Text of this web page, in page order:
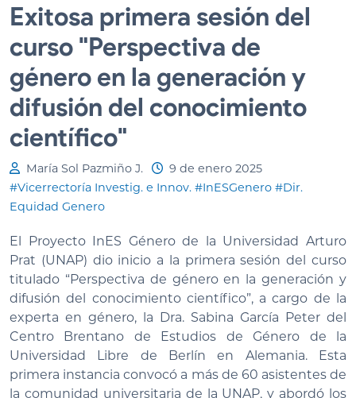
Exitosa primera sesión del
curso "Perspectiva de
género en la generación y
difusión del conocimiento
científico"
María Sol Pazmiño J.
9 de enero 2025
#Vicerrectoría Investig. e Innov. #InESGenero #Dir.
Equidad Genero
El Proyecto InES Género de la Universidad Arturo
Prat (UNAP) dio inicio a la primera sesión del curso
titulado “Perspectiva de género en la generación y
difusión del conocimiento científico”, a cargo de la
experta en género, la Dra. Sabina García Peter del
Centro Brentano de Estudios de Género de la
Universidad Libre de Berlín en Alemania. Esta
primera instancia convocó a más de 60 asistentes de
la comunidad universitaria de la UNAP, y abordó los